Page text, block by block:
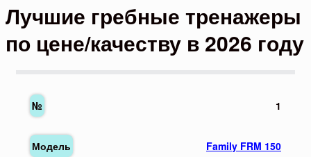
Лучшие гребные тренажеры
по цене/качеству в 2026 году
1
Family FRM 150